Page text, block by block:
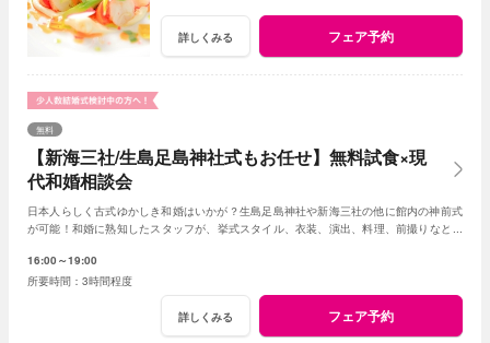
詳しくみる フェア予約
【新海三社/生島足島神社式もお任せ】無料試食×現
代和婚相談会
無料
日本人らしく古式ゆかしき和婚はいかが？生島足島神社や新海三社の他に館内の神前式
が可能！和婚に熟知したスタッフが、挙式スタイル、衣装、演出、料理、前撮りなどト
16:00～19:00
3時間程度
詳しくみる フェア予約